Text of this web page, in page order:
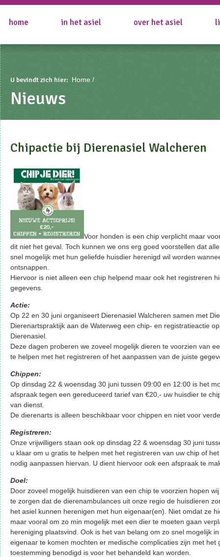
home in het asiel over het asiel
U bevindt zich hier: Home
Nieuws
Chipactie bij Dierenasiel Walcheren
Voor honden is een chip verplicht maar
dit niet het geval. Toch kunnen we ons erg goed voorstellen dat
snel mogelijk met hun geliefde huisdier herenigd wil worden
ontsnappen.
Hiervoor is niet alleen een chip helpend maar ook het registreren
gegevens.
Actie:
Op 22 en 30 juni organiseert Dierenasiel Walcheren samen met
Dierenartspraktijk aan de Waterweg een chip- en registratieactie
Dierenasiel.
Deze dagen proberen we zoveel mogelijk dieren te voorzien van
te helpen met het registreren of het aanpassen van de juiste
Chippen:
Op dinsdag 22 & woensdag 30 juni tussen 09:00 en 12:00 is het
afspraak tegen een gereduceerd tarief van €20,- uw huisdier te
van dienst.
De dierenarts is alleen beschikbaar voor chippen en niet voor
Registreren:
Onze vrijwilligers staan ook op dinsdag 22 & woensdag 30 juni
u klaar om u gratis te helpen met het registreren van uw chip of
nodig aanpassen hiervan. U dient hiervoor ook een afspraak te
Doel:
Door zoveel mogelijk huisdieren van een chip te voorzien hopen
te zorgen dat de dierenambulances uit onze regio de huisdieren
het asiel kunnen herenigen met hun eigenaar(en). Niet omdat ze
maar vooral om zo min mogelijk met een dier te moeten gaan
hereniging plaatsvind. Ook is het van belang om zo snel mogelijk
eigenaar te komen mochten er medische complicaties zijn met het
toestemming benodigd is voor het behandeld kan worden.